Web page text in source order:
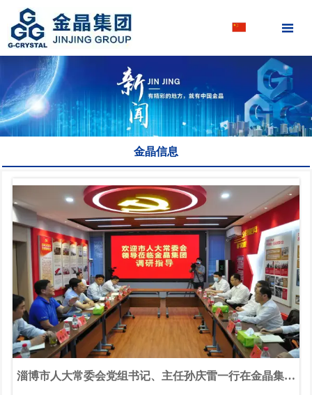

金晶信息
淄博市人大常委会党组书记、主任孙庆雷一行在金晶集团